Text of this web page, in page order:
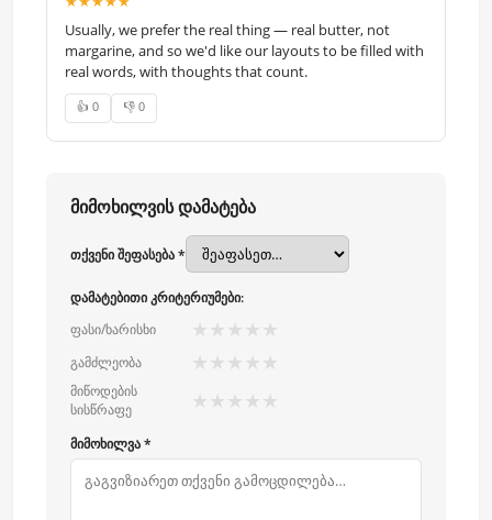
Usually, we prefer the real thing — real butter, not
margarine, and so we'd like our layouts to be filled with
real words, with thoughts that count.
👍 0 👎 0
მიმოხილვის დამატება
თქვენი შეფასება *
დამატებითი კრიტერიუმები:
ფასი/ხარისხი
★ ★ ★ ★ ★
გამძლეობა ★ ★ ★ ★ ★
მიწოდების
სისწრაფე
★ ★ ★ ★ ★
მიმოხილვა *